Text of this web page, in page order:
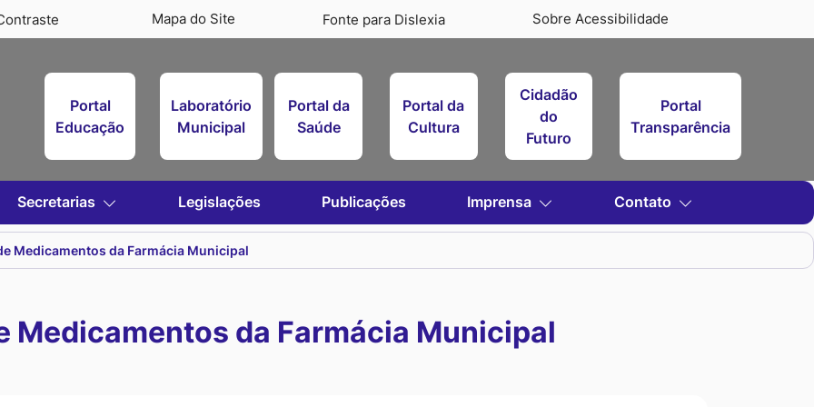
Mapa do Site Fonte para Dislexia Sobre Acessibilidade
Portal
Educação
Laboratório
Municipal
Portal da
Saúde
Portal da
Cultura
Cidadão
do
Futuro
Portal
Transparência
Secretarias Legislações Publicações Imprensa Contato
Medicamentos da Farmácia Municipal
Medicamentos da Farmácia Municipal